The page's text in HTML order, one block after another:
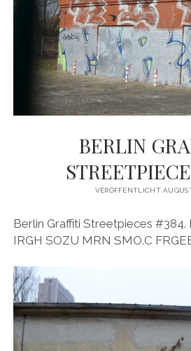
HAMBURG
LEIPZIG
HANNOVER
AMSTERDAM
WANDERTAG
WANDERTAG
WANDERTAG
WANDERTAG
WANDERTAG
KOLBERG
BELGRAD
BERLIN
VERÖFFENTLICHT
Berlin Graffiti Streetpieces #384.
IRGH SOZU MRN SMO.C